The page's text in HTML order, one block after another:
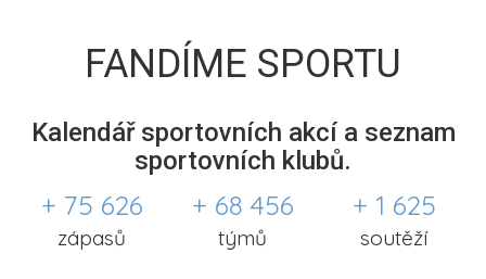
FANDÍME SPORTU
Kalendář sportovních akcí a seznam
sportovních klubů.
+ 75 626
zápasů
+ 68 456
týmů
+ 1 625
soutěží